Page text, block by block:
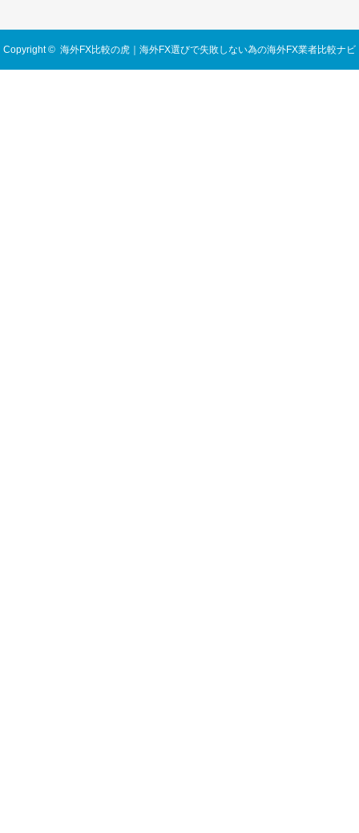
Copyright © 海外FX比較の虎｜海外FX選びで失敗しない為の海外FX業者比較ナビ